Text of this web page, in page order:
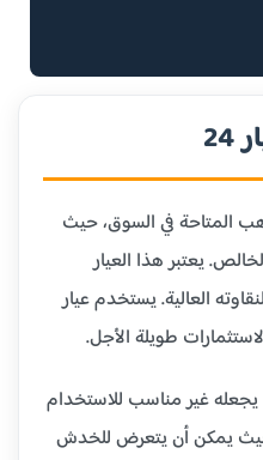
الذهب المتاحة في السوق، حيث
الخالص. يعتبر هذا العيار
العالية. يستخدم عيار
مما يجعله غير مناسب للاستخدام
حيث يمكن أن يتعرض للخدش